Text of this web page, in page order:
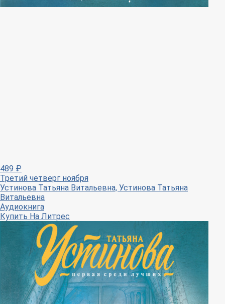
489 ₽
Третий четверг ноября
Устинова Татьяна Витальевна, Устинова Татьяна
Витальевна
Аудиокнига
Купить На Литрес